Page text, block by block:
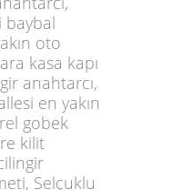
baybal
oto
kasa kapı
anahtarcı,
en yakın
gobek
kilit
Selçuklu